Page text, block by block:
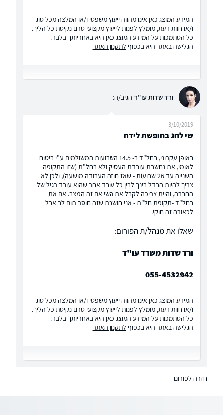
המידע המוצג כאן אינו מהווה ייעוץ משפטי ו/או המלצה מכל סוג
ו/או חוות דעת, מומלץ לפנות לייעוץ מקצועי טרם נקיטת כל הליך.
כל הסתמכות על המידע המוצג כאן היא באחריותך בלבד.
הגלישה באתר היא בכפוף לתקנון האתר
ורד שדות עו"ד הגיב/ה:
שי לחג בחופשת לידה
3/10/2019
באופן עקרוני, בחל"ד ב- 14.5 השבועות המשולמים ע"י ביטוח
לאומי, את נחשבת עובדת העסיק ולא בחל"ת (שזו התקופה
השנייה עד 26 שבועות - שאז חוזה העבודה מושעה), ולכן לא
צריך להיות הבדל בינך לבין כל עובד אחר שהוא עובד רגיל של
החברה, והיית צריכה לקבל את השי אם זה המצב. אם את
בחל"ד -תקופת חל"ת - אני חושבת שזה חוסר תום לב אבל
לכאורה זה חוקי.
שאלו את מנהל/ת הפורום:
ורד שדות משרד עו"ד
055-4532942
המידע המוצג כאן אינו מהווה ייעוץ משפטי ו/או המלצה מכל סוג
ו/או חוות דעת, מומלץ לפנות לייעוץ מקצועי טרם נקיטת כל הליך.
כל הסתמכות על המידע המוצג כאן היא באחריותך בלבד.
הגלישה באתר היא בכפוף לתקנון האתר
חזרה לפורום